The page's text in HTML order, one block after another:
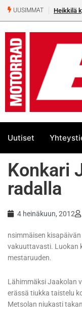
UUSIMMAT Heikkilä
Uutiset
Konkari
radalla
4 heinäkuun, 2012
nsimmäisen
vakuuttavasti. Luokan
mestaruuden.
Lähimmäksi Jaakolan
erässä tiukka taistelu
Metsolan niukasti